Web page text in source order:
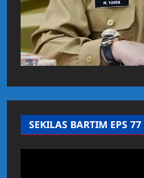
SEKILAS BARTIM EPS 77